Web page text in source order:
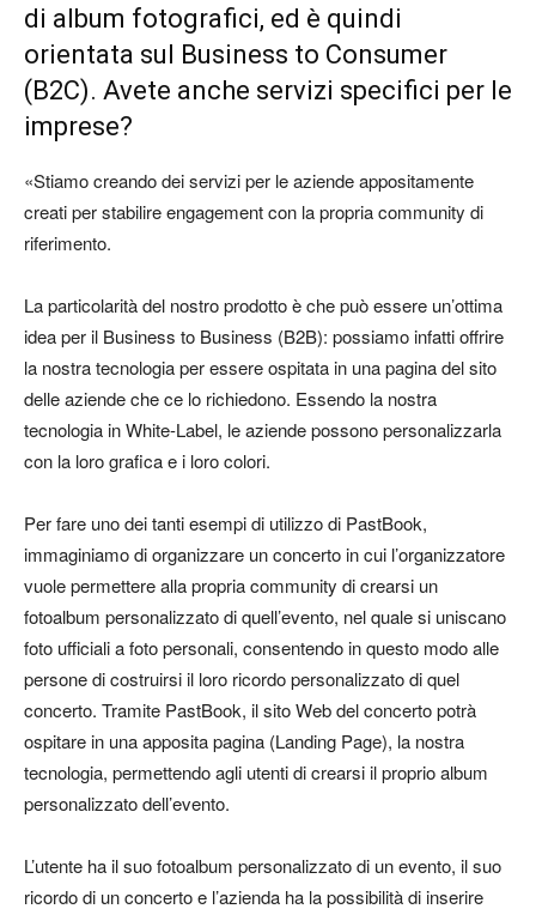
di album fotografici, ed è quindi
orientata sul Business to Consumer
(B2C). Avete anche servizi specifici per le
imprese?
«Stiamo creando dei servizi per le aziende appositamente
creati per stabilire engagement con la propria community di
riferimento.
La particolarità del nostro prodotto è che può essere un’ottima
idea per il Business to Business (B2B): possiamo infatti offrire
la nostra tecnologia per essere ospitata in una pagina del sito
delle aziende che ce lo richiedono. Essendo la nostra
tecnologia in White-Label, le aziende possono personalizzarla
con la loro grafica e i loro colori.
Per fare uno dei tanti esempi di utilizzo di PastBook,
immaginiamo di organizzare un concerto in cui l’organizzatore
vuole permettere alla propria community di crearsi un
fotoalbum personalizzato di quell’evento, nel quale si uniscano
foto ufficiali a foto personali, consentendo in questo modo alle
persone di costruirsi il loro ricordo personalizzato di quel
concerto. Tramite PastBook, il sito Web del concerto potrà
ospitare in una apposita pagina (Landing Page), la nostra
tecnologia, permettendo agli utenti di crearsi il proprio album
personalizzato dell’evento.
L’utente ha il suo fotoalbum personalizzato di un evento, il suo
ricordo di un concerto e l’azienda ha la possibilità di inserire